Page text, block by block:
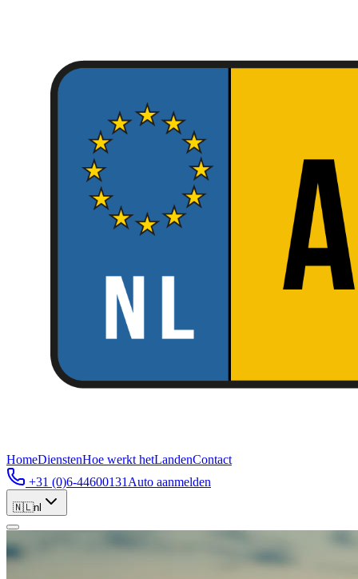
HomeDienstenHoe werkt hetLandenContact
+31 (0)6-44600131 Auto aanmelden
🇳🇱nl